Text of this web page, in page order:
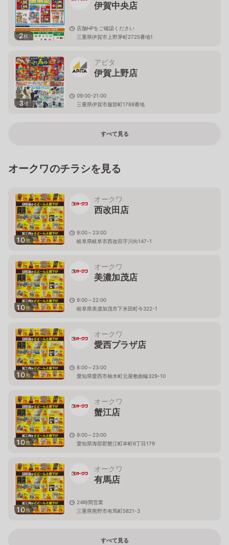
2枚
伊賀中央店
店舗HPをご確認ください
三重県伊賀市上野茅町2725番地1
3枚
アピタ
伊賀上野店
09:00-21:00
三重県伊賀市服部町1788番地
すべて見る
オークワのチラシを見る
10枚
オークワ
西改田店
9:00～23:00
岐阜県岐阜市西改田字川向147-1
10枚
オークワ
美濃加茂店
9:00～22:00
岐阜県美濃加茂市下米田町今322-1
10枚
オークワ
愛西プラザ店
8:00～23:00
愛知県愛西市柚木町元屋敷曲輪329-10
10枚
オークワ
蟹江店
9:00～23:00
愛知県海部郡蟹江町本町6丁目179
10枚
オークワ
有馬店
24時間営業
三重県熊野市有馬町5821-3
すべて見る